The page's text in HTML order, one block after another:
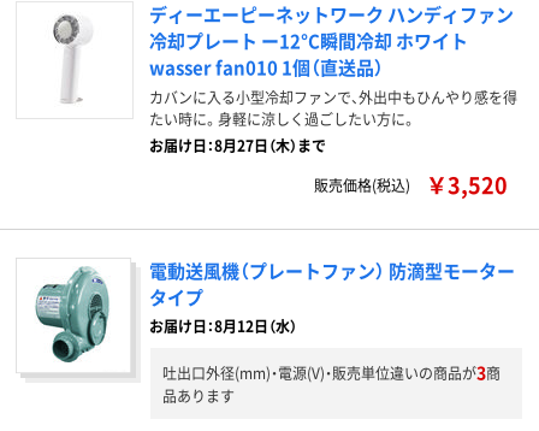
ディーエーピーネットワーク ハンディファン
冷却プレート ー12°C瞬間冷却 ホワイト
wasser fan010 1個（直送品）
カバンに入る小型冷却ファンで、外出中もひんやり感を得
たい時に。身軽に涼しく過ごしたい方に。
お届け日：8月27日（木）まで
販売価格(税込)
￥3,520
電動送風機（プレートファン） 防滴型モーター
タイプ
お届け日：8月12日（水）
吐出口外径(mm)・電源(V)・販売単位違いの商品が3商
品あります